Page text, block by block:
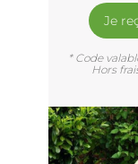
Je
* Code
Hors